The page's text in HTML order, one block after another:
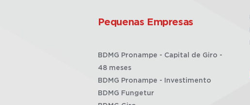
Pequenas Empresas
BDMG Pronampe - Capital de Giro -
48 meses
BDMG Pronampe - Investimento
BDMG Fungetur